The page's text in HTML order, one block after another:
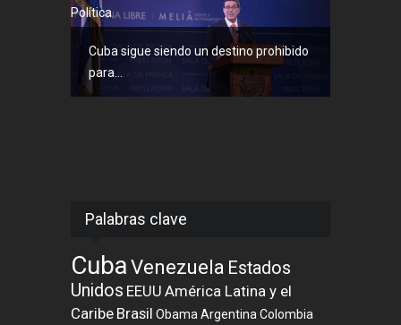
Política
Cuba sigue siendo un destino prohibido
para...
Palabras clave
CubaVenezuela Estados
Unidos EEUU América Latina y el
Caribe Brasil Obama Argentina Colombia